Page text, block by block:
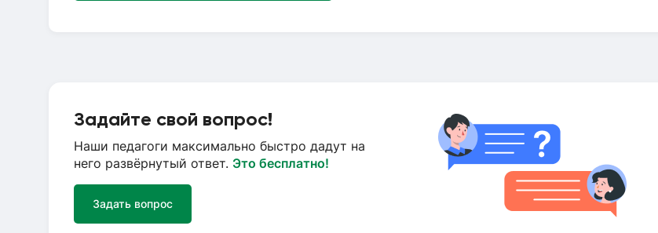
Задайте свой вопрос!
Наши педагоги максимально быстро дадут на
него развёрнутый ответ. Это бесплатно!
Задать вопрос